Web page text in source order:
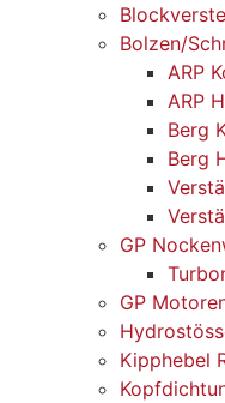
Bolzen/
ARP
ARP
Berg
Berg
GP
GP
Kipphebel